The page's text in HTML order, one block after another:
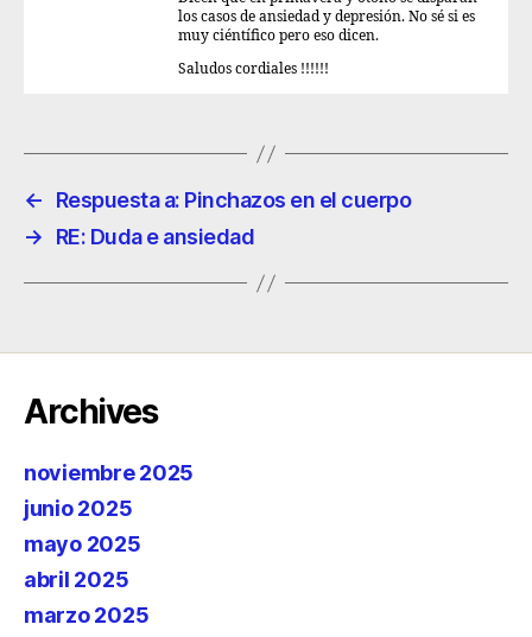
los casos de ansiedad y depresión. No sé si es
muy ciéntífico pero eso dicen.
Saludos cordiales !!!!!!
←
Respuesta a: Pinchazos en el cuerpo
→
RE: Duda e ansiedad
Archives
noviembre 2025
junio 2025
mayo 2025
abril 2025
marzo 2025